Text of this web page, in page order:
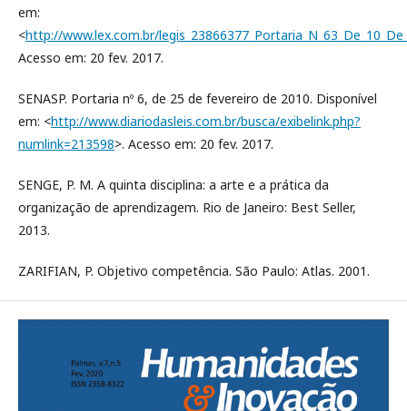
em:
<http://www.lex.com.br/
Acesso em: 20 fev. 2017.
SENASP. Portaria nº 6, de 25 de fevereiro de 2010. Disponível
em: <http://www.diariodasleis.com.br/busca/exibelink.php?
numlink=213598>. Acesso em: 20 fev. 2017.
SENGE, P. M. A quinta disciplina: a arte e a prática da
organização de aprendizagem. Rio de Janeiro: Best Seller,
2013.
ZARIFIAN, P. Objetivo competência. São Paulo: Atlas. 2001.